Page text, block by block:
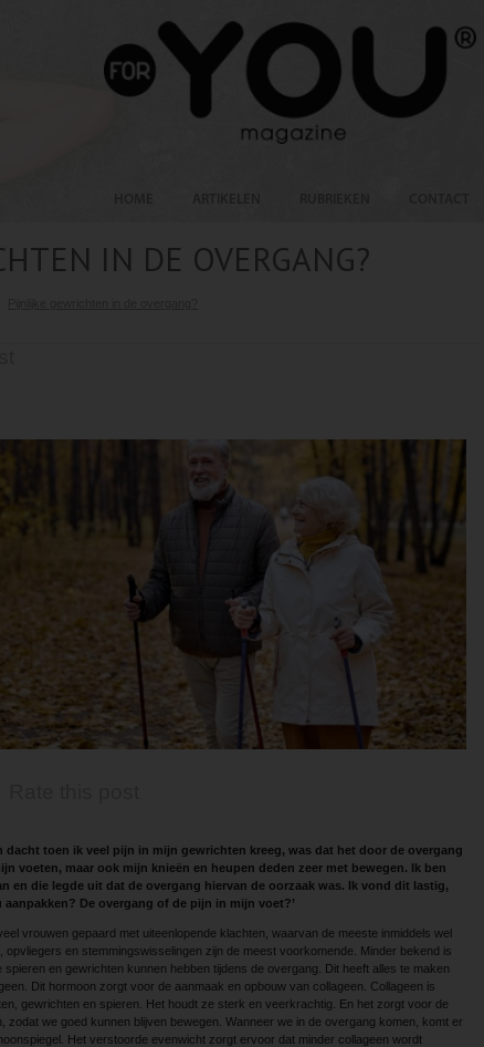
IN DE OVERGANG?
dacht toen ik veel pijn in mijn gewrichten kreeg, was dat het door de overgang
voeten, maar ook mijn knieën en heupen deden zeer met bewegen. Ik ben
en die legde uit dat de overgang hiervan de oorzaak was. Ik vond dit lastig,
De overgang of de pijn in mijn voet?’
vrouwen gepaard met uiteenlopende klachten, waarvan de meeste inmiddels wel
opvliegers en stemmingswisselingen zijn de meest voorkomende. Minder bekend is
spieren en gewrichten kunnen hebben tijdens de overgang. Dit heeft alles te maken
Dit hormoon zorgt voor de aanmaak en opbouw van collageen. Collageen is
gewrichten en spieren. Het houdt ze sterk en veerkrachtig. En het zorgt voor de
zodat we goed kunnen blijven bewegen. Wanneer we in de overgang komen, komt er
Het verstoorde evenwicht zorgt ervoor dat minder collageen wordt